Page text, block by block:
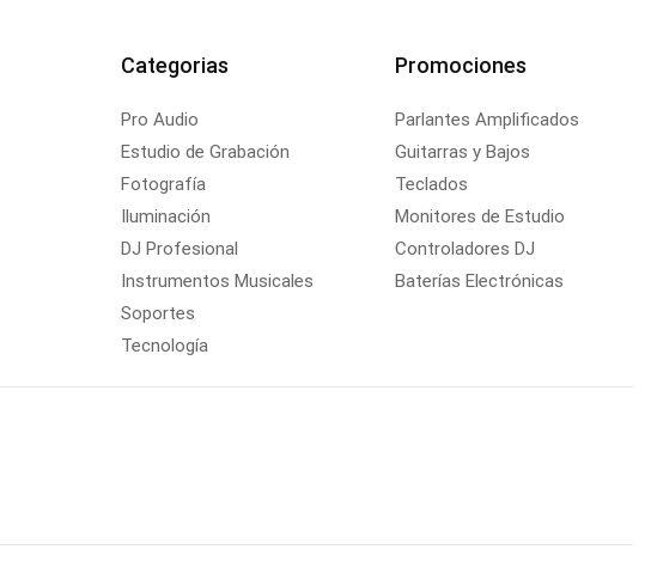
Categorias
Pro Audio
Estudio de Grabación
Fotografía
Iluminación
DJ Profesional
Instrumentos Musicales
Soportes
Tecnología
Promociones
Parlantes Amplificados
Guitarras y Bajos
Teclados
Monitores de Estudio
Controladores DJ
Baterías Electrónicas